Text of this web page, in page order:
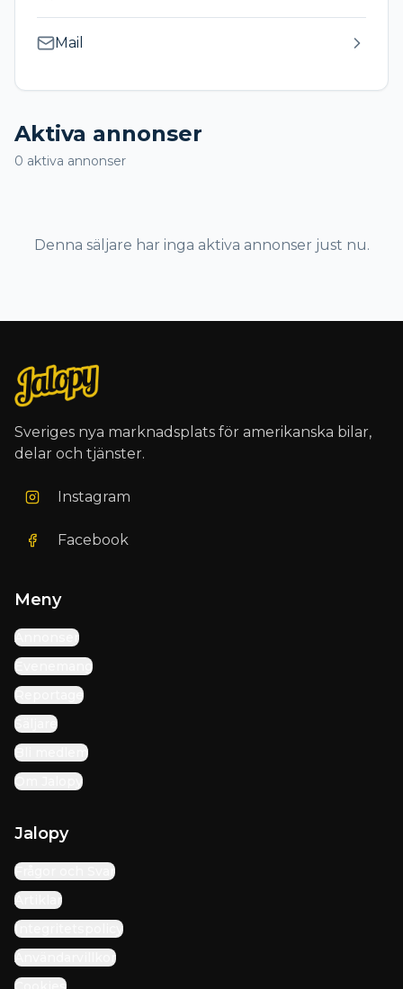
Mail
Aktiva annonser
0 aktiva annonser
Denna säljare har inga aktiva annonser just nu.
Sveriges nya marknadsplats för amerikanska bilar,
delar och tjänster.
Instagram
Facebook
Meny
Annonser
Evenemang
Reportage
Säljare
Bli medlem
Om Jalopy
Jalopy
Frågor och Svar
Artiklar
Integritetspolicy
Användarvillkor